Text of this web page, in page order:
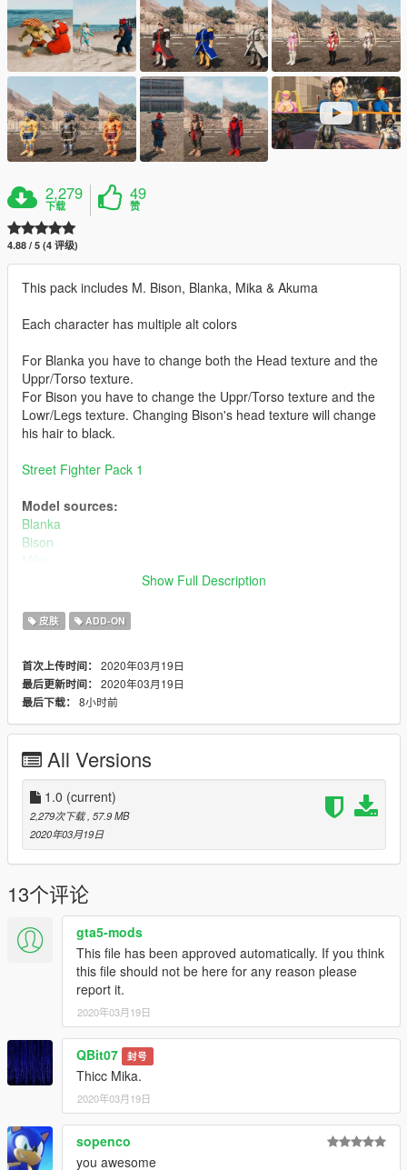
2,279
下载
49
赞
4.88 / 5 (4 评级)
This pack includes M. Bison, Blanka, Mika & Akuma
Each character has multiple alt colors
For Blanka you have to change both the Head texture and the
Uppr/Torso texture.
For Bison you have to change the Uppr/Torso texture and the
Lowr/Legs texture. Changing Bison's head texture will change
his hair to black.
Street Fighter Pack 1
Model sources:
Blanka
Bison
Mika
Bugs:
Some visual bugs
Install:
Install using add on peds. https://www.gta5-
mods.com/scripts/addonpeds-asi-pedselector
replace any ped by renaming the files
Are you man enough to fight with me?
Show Full Description
皮肤 ADD-ON
首次上传时间： 2020年03月19日
最后更新时间： 2020年03月19日
最后下载： 8小时前
All Versions
1.0 (current)
2,279次下载, 57.9 MB
2020年03月19日
13个评论
gta5-mods
This file has been approved automatically. If you think
this file should not be here for any reason please
report it.
2020年03月19日
QBit07 封号
Thicc Mika.
2020年03月19日
sopenco
you awesome